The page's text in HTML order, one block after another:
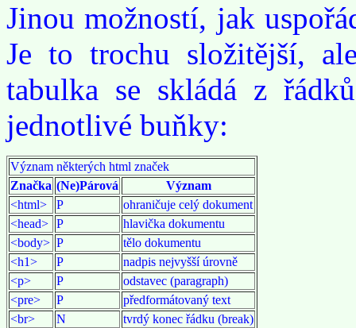
Jinou možností, jak
Je to trochu složitější,
tabulka se skládá z
jednotlivé buňky:
Význam některých html značek
Značka (Ne)Párová
Význam
<html>
P
ohraničuje celý dokument
<head> P
hlavička dokumentu
<body> P
tělo dokumentu
<h1>
P
nadpis nejvyšší úrovně
<p>
P
odstavec (paragraph)
<pre>
P
předformátovaný text
<br>
N
tvrdý konec řádku (break)